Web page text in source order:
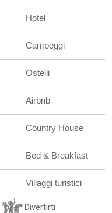
Hotel
Campeggi
Ostelli
Airbnb
Country House
Bed & Breakfast
Villaggi turistici
Divertirti